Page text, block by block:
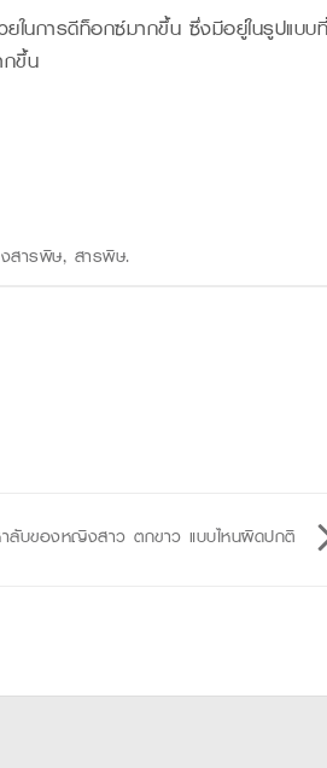
ในการดีท็อกซ์มากขึ้น ซึ่งมีอยู่ในรูปแบบที่
กขึ้น
สารพิษ, สารพิษ.
ลับของหญิงสาว ตกขาว แบบไหนผิดปกติ